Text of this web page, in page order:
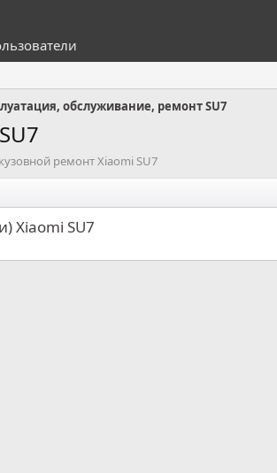
обслуживание, ремонт SU7
ремонт Xiaomi SU7
Xiaomi SU7